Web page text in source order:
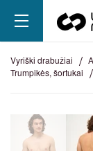
vyriški drabužiai
trumpikės, šortukai